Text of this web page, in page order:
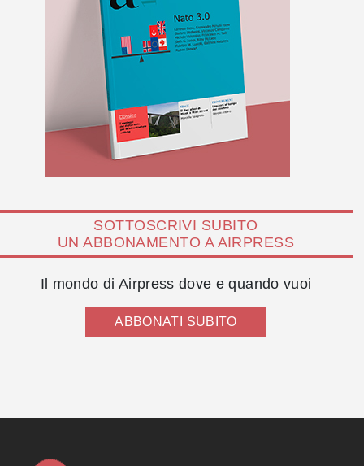
SOTTOSCRIVI SUBITO
UN ABBONAMENTO A AIRPRESS
Il mondo di Airpress dove e quando vuoi
ABBONATI SUBITO